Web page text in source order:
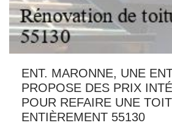
ENT. MARONNE, UNE
PROPOSE DES PRIX
POUR REFAIRE UNE
ENTIÈREMENT 55130